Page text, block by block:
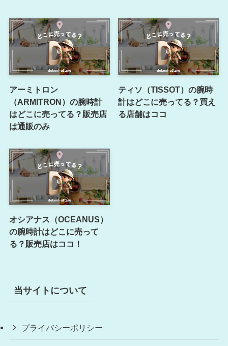
アーミトロン
（ARMITRON）の腕時計
はどこに売ってる？販売店
は通販のみ
ティソ（TISSOT）の腕時
計はどこに売ってる？買え
る店舗はココ
オシアナス（OCEANUS）
の腕時計はどこに売って
る？販売店はココ！
当サイトについて
プライバシーポリシー